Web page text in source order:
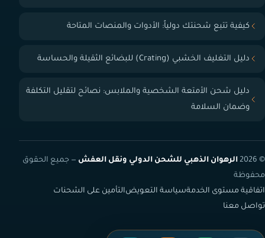
كيفية تتبع شحنتك دولياً: الأدوات والمنصات المتاحة
دليل التغليف الخشبي (Crating) للبضائع الثقيلة والحساسة
دليل شحن الأمتعة الشخصية والملابس: نصائح لتقليل التكلفة
وضمان السلامة
© 2026 الرهوان الذهبي للشحن الدولي ونقل العفش — جميع الحقوق
محفوظة
اتفاقية مستوى الخدمةسياسة التعويضالتأمين على الشحنات
تواصل معنا